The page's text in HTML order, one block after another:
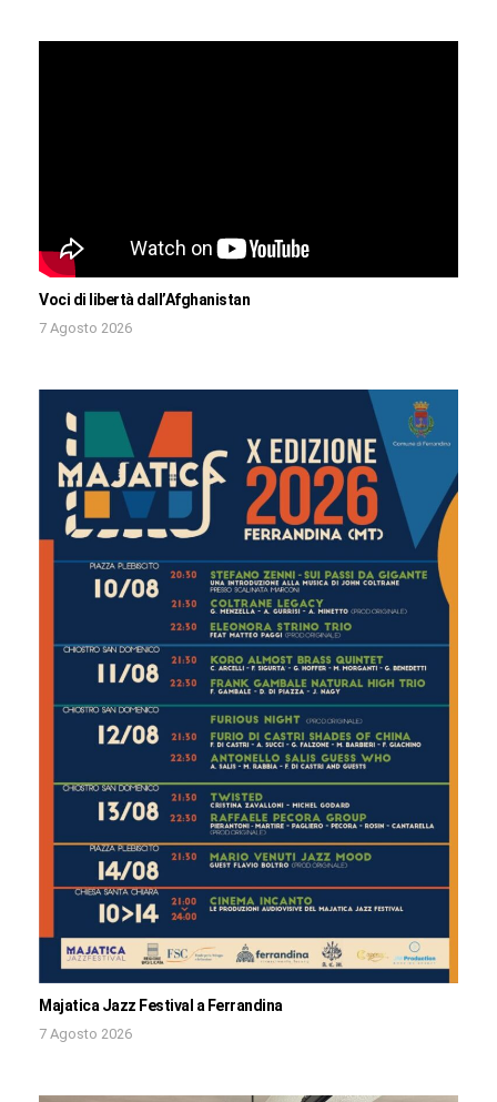
Voci di libertà dall’Afghanistan
7 Agosto 2026
Majatica Jazz Festival a Ferrandina
7 Agosto 2026